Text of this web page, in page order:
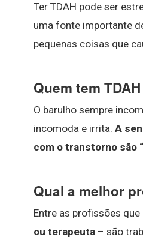
Ter TDAH pode ser
uma fonte importante
pequenas coisas que
Quem tem
O barulho sempre
incomoda e irrita. A
com o transtorno são
Qual a melhor
Entre as profissões
ou terapeuta – são